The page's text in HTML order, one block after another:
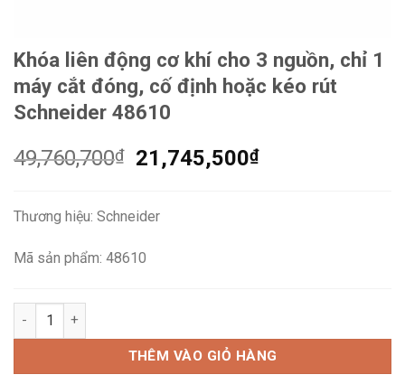
Khóa liên động cơ khí cho 3 nguồn, chỉ 1
máy cắt đóng, cố định hoặc kéo rút
Schneider 48610
49,760,700₫
Giá
49,760,700₫.
21,745,500₫Giá
Thương hiệu: Schneider
Mã sản phẩm: 48610
Khóa liên động cơ khí cho 3 nguồn, chỉ 1 máy cắt đóng, cố
THÊM VÀO GIỎ HÀNG